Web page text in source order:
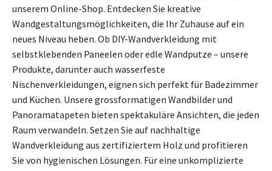
unserem Online-Shop. Entdecken Sie kreative
Wandgestaltungsmöglichkeiten, die Ihr Zuhause auf ein
neues Niveau heben. Ob DIY-Wandverkleidung mit
selbstklebenden Paneelen oder edle Wandputze – unsere
Produkte, darunter auch wasserfeste
Nischenverkleidungen, eignen sich perfekt für Badezimmer
und Küchen. Unsere grossformatigen Wandbilder und
Panoramatapeten bieten spektakuläre Ansichten, die jeden
Raum verwandeln. Setzen Sie auf nachhaltige
Wandverkleidung aus zertifiziertem Holz und profitieren
Sie von hygienischen Lösungen. Für eine unkomplizierte